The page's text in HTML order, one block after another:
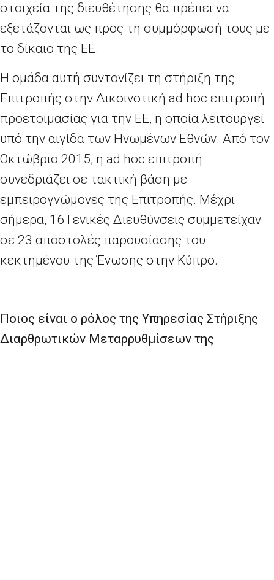
στοιχεία της διευθέτησης θα πρέπει να
εξετάζονται ως προς τη συμμόρφωσή τους με
το δίκαιο της ΕΕ.
Η ομάδα αυτή συντονίζει τη στήριξη της
Επιτροπής στην Δικοινοτική ad hoc επιτροπή
προετοιμασίας για την ΕΕ, η οποία λειτουργεί
υπό την αιγίδα των Ηνωμένων Εθνών. Από τον
Οκτώβριο 2015, η ad hoc επιτροπή
συνεδριάζει σε τακτική βάση με
εμπειρογνώμονες της Επιτροπής. Μέχρι
σήμερα, 16 Γενικές Διευθύνσεις συμμετείχαν
σε 23 αποστολές παρουσίασης του
κεκτημένου της Ένωσης στην Κύπρο.
Ποιος είναι ο ρόλος της Υπηρεσίας Στήριξης
Διαρθρωτικών Μεταρρυθμίσεων της